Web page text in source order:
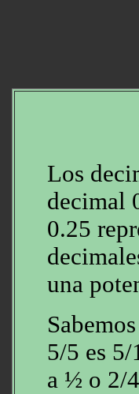
Los
decimal
0.25
una
5/5 es
a ½ o 2/